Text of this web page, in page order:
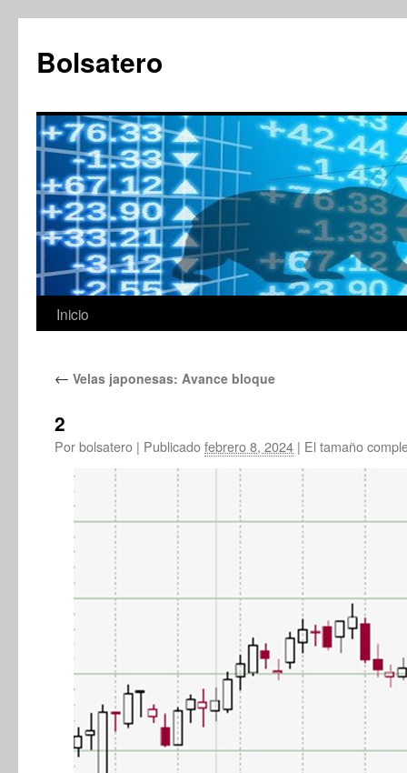
contenido
Bolsatero
Inicio
← Velas japonesas: Avance bloque
2
Porbolsatero | Publicadofebrero 8, 2024 | El tamaño